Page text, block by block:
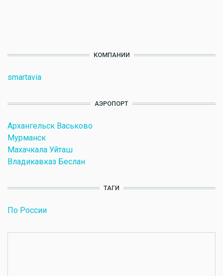
КОМПАНИИ
smartavia
АЭРОПОРТ
Архангельск Васьково
Мурманск
Махачкала Уйташ
Владикавказ Беслан
ТАГИ
По России